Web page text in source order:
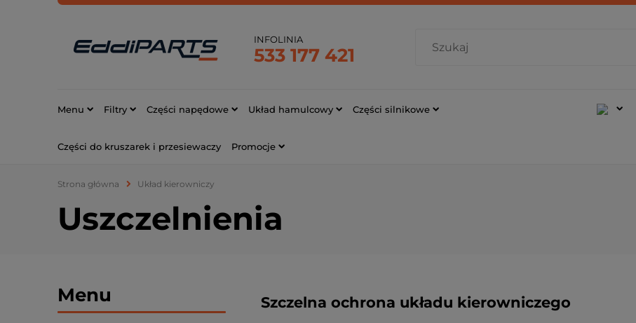
INFOLINIA
533 177 421
Menu Filtry Części napędowe Układ hamulcowy Części silnikowe
Części do kruszarek i przesiewaczy Promocje
Strona główna Układ kierowniczy
Uszczelnienia
Menu Szczelna ochrona układu kierowniczego